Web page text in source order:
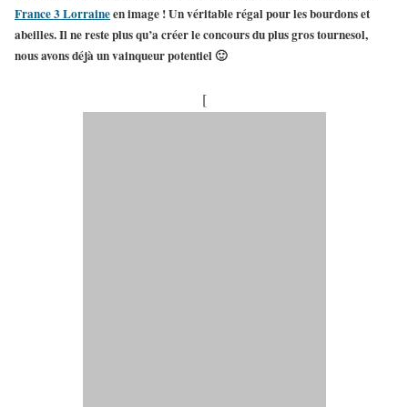
France 3 Lorraineen image ! Un véritable régal pour les bourdons et
abeilles. Il ne reste plus qu’a créer le concours du plus gros tournesol,
nous avons déjà un vainqueur potentiel 🙂
[